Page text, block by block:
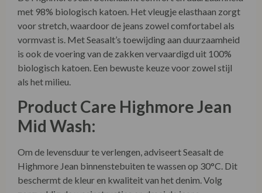
Ethical Trading Policy.
Materiaal en Duurzaamheid:
De Highmore Jean belichaamt comfort en duurzaamheid
met 98% biologisch katoen. Het vleugje elasthaan zorgt
voor stretch, waardoor de jeans zowel comfortabel als
is ook de voering van de zakken vervaardigd uit 100%
biologisch katoen. Een bewuste keuze voor zowel stijl
Product Care Highmore Jean
Mid Wash: